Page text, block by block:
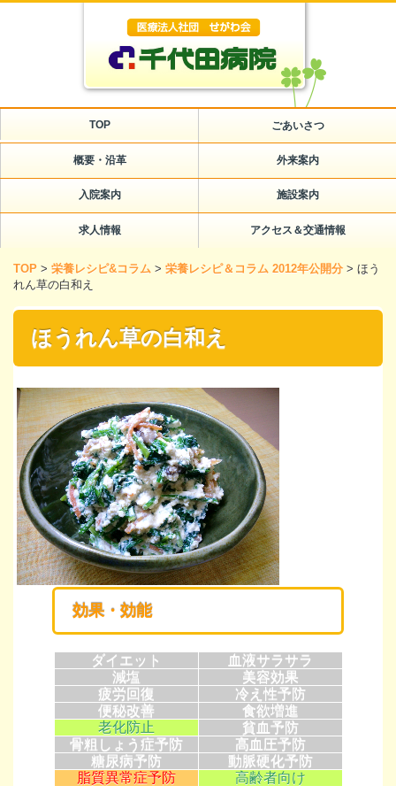
TOP ごあいさつ
概要・沿革 外来案内
入院案内 施設案内
求人情報 アクセス＆交通情報
TOP > 栄養レシピ&コラム > 栄養レシピ＆コラム 2012年公開分 > ほう
れん草の白和え
ほうれん草の白和え
効果・効能
ダイエット
血液サラサラ
減塩
美容効果
疲労回復
冷え性予防
便秘改善
食欲増進
老化防止
貧血予防
骨粗しょう症予防
高血圧予防
糖尿病予防
動脈硬化予防
脂質異常症予防
高齢者向け